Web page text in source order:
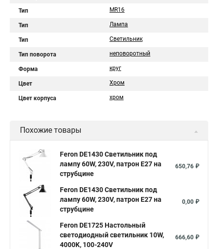
Тип MR16
Тип Лампа
Тип Светильник
Тип поворота неповоротный
Форма круг
Цвет Хром
Цвет корпуса хром
Похожие товары
Feron DE1430 Светильник под
лампу 60W, 230V, патрон E27 на
струбцине
650,76 ₽
Feron DE1430 Светильник под
лампу 60W, 230V, патрон E27 на
струбцине
0,00 ₽
Feron DE1725 Настольный
светодиодный светильник 10W,
4000K, 100-240V
666,60 ₽